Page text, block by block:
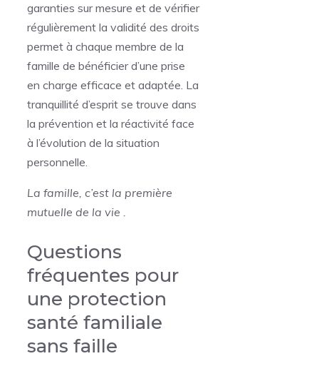
garanties sur mesure et de vérifier
régulièrement la validité des droits
permet à chaque membre de la
famille de bénéficier d’une prise
en charge efficace et adaptée. La
tranquillité d’esprit se trouve dans
la prévention et la réactivité face
à l’évolution de la situation
personnelle.
La famille, c’est la première
mutuelle de la vie .
Questions
fréquentes pour
une protection
santé familiale
sans faille